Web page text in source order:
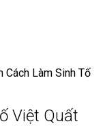
chọn
Cách Làm Sinh Tố
Việt Quất